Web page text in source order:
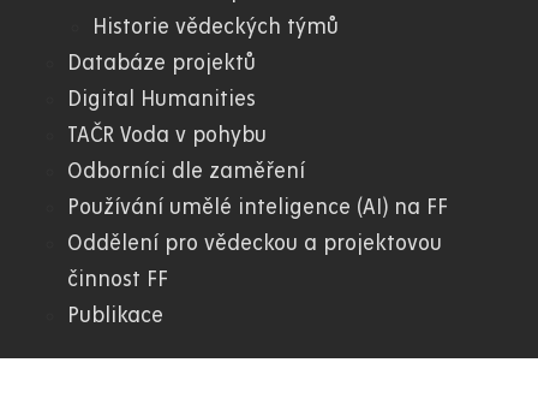
Historie vědeckých týmů
Databáze projektů
Digital Humanities
TAČR Voda v pohybu
Odborníci dle zaměření
Používání umělé inteligence (AI) na FF
Oddělení pro vědeckou a projektovou
činnost FF
Publikace